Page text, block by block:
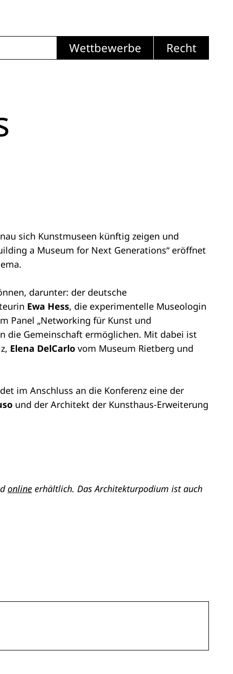
Wettbewerbe Recht
sich Kunstmuseen künftig zeigen und
a Museum for Next Generations“ eröffnet
darunter: der deutsche
Ewa Hess, die experimentelle Museologin
Panel „Networking für Kunst und
die Gemeinschaft ermöglichen. Mit dabei ist
Elena DelCarlo vom Museum Rietberg und
im Anschluss an die Konferenz eine der
und der Architekt der Kunsthaus-Erweiterung
online erhältlich. Das Architekturpodium ist auch